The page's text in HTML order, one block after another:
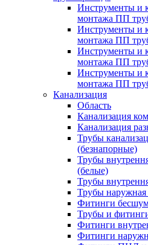
Инструменты и
монтажа ПП
Инструменты и
монтажа ПП
Инструменты и
монтажа ПП
Инструменты и
монтажа ПП
Канализация
Область
Канализация
Канализация
Трубы
(безнапорные)
Трубы
(белые)
Трубы
Трубы наружная
Фитинги
Трубы и
Фитинги
Фитинги